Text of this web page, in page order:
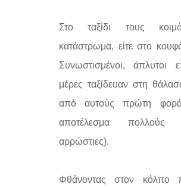
Στο ταξίδι τους
κατάστρωμα, είτε στο
Συνωστισμένοι, άπλυτοι
μέρες ταξίδευαν στη
από αυτούς πρώτη
αποτέλεσμα πολλούς
αρρώστιες).
Φθάνοντας στον κόλπο